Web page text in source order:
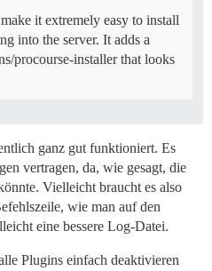
it extremely easy to install
into the server. It adds a
procourse-installer that looks
ganz gut funktioniert. Es
vertragen, da, wie gesagt, die
Vielleicht braucht es also
wie man auf den
eine bessere Log-Datei.
Plugins einfach deaktivieren